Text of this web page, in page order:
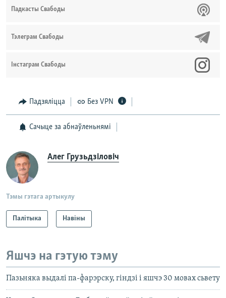
Падкасты Свабоды
Тэлеграм Свабоды
Інстаграм Свабоды
Падзяліцца Без VPN
Сачыце за абнаўленьнямі
Алег Грузьдзіловіч
Тэмы гэтага артыкулу
Палітыка Навіны
Яшчэ на гэтую тэму
Пазьняка выдалі па-фарэрску, гіндзі і яшчэ 30 мовах сьвету